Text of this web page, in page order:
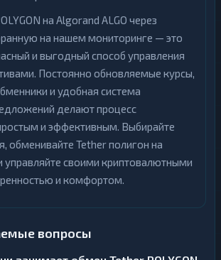
на Algorand ALGO через
на нашем мониторинге — это
и выгодный способ управления
Постоянно обновляемые курсы,
и удобная система
делают процесс
и эффективным. Выбирайте
обменивайте Tether полигон на
управляйте своими криптовалютными
и комфортом.
вопросы